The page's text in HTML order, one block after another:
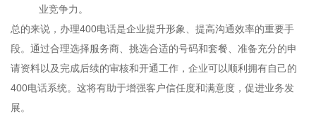
业竞争力。
总的来说，办理400电话是企业提升形象、提高沟通效率的重要手
段。通过合理选择服务商、挑选合适的号码和套餐、准备充分的申
请资料以及完成后续的审核和开通工作，企业可以顺利拥有自己的
400电话系统。这将有助于增强客户信任度和满意度，促进业务发
展。